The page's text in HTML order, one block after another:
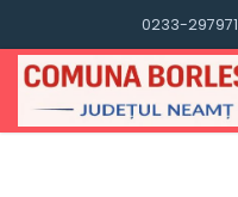
0233-297971